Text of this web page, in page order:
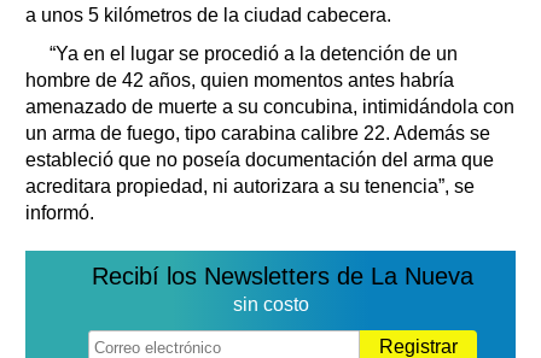
a unos 5 kilómetros de la ciudad cabecera.
“Ya en el lugar se procedió a la detención de un
hombre de 42 años, quien momentos antes habría
amenazado de muerte a su concubina, intimidándola con
un arma de fuego, tipo carabina calibre 22. Además se
estableció que no poseía documentación del arma que
acreditara propiedad, ni autorizara a su tenencia”, se
informó.
Recibí los Newsletters de La Nueva
sin costo
Registrar